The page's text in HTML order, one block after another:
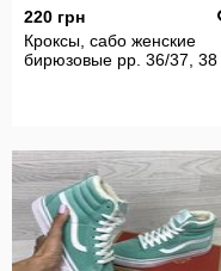
220 грн
Кроксы, сабо женские
бирюзовые рр. 36/37, 38